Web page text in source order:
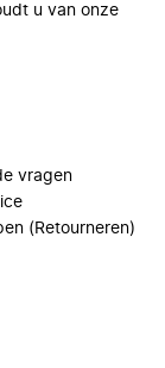
u van onze
vragen
(Retourneren)